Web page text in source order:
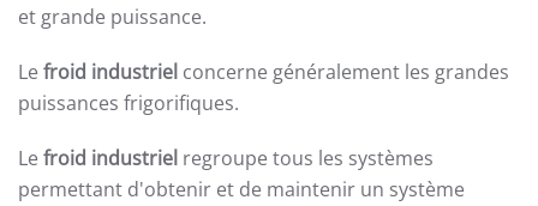
et grande puissance.
Le froid industriel concerne généralement les grandes
puissances frigorifiques.
Le froid industriel regroupe tous les systèmes
permettant d'obtenir et de maintenir un système